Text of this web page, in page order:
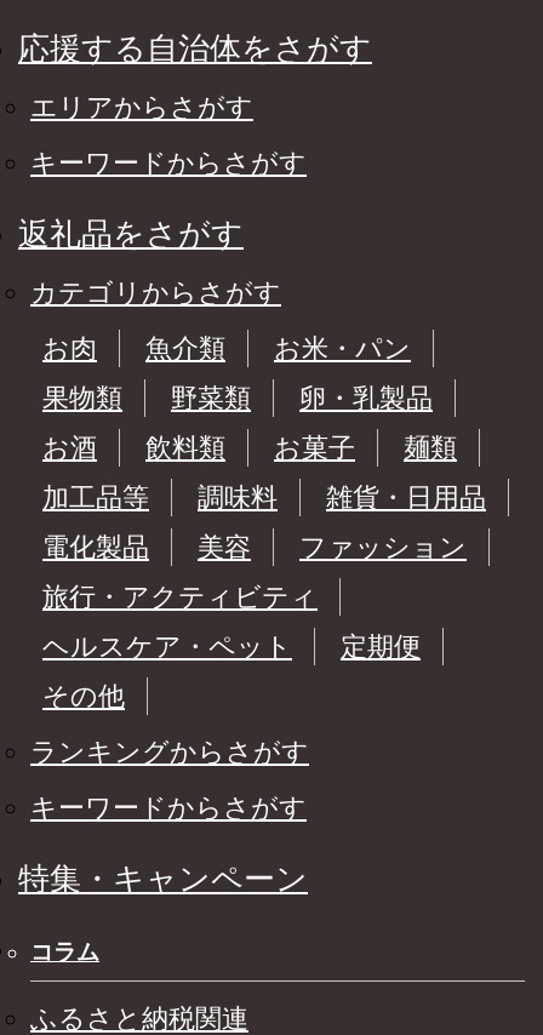
応援する自治体をさがす
エリアからさがす
キーワードからさがす
返礼品をさがす
カテゴリからさがす
お肉
魚介類
お米・パン
果物類
野菜類
卵・乳製品
お酒
飲料類 お菓子
麺類
加工品等
調味料
雑貨・日用品
電化製品
美容
ファッション
旅行・アクティビティ
ヘルスケア・ペット
定期便
その他
ランキングからさがす
キーワードからさがす
特集・キャンペーン
コラム
ふるさと納税関連